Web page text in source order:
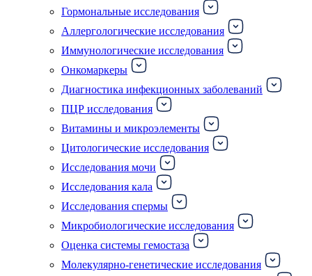
Гормональные исследования
Аллергологические исследования
Иммунологические исследования
Онкомаркеры
Диагностика инфекционных заболеваний
ПЦР исследования
Витамины и микроэлементы
Цитологические исследования
Исследования мочи
Исследования кала
Исследования спермы
Микробиологические исследования
Оценка системы гемостаза
Молекулярно-генетические исследования